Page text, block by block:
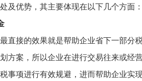
及优势，其主要体现在以下几个方面：
直接的效果就是帮助企业省下一部分
方案，所以企业在进行交易往来或经
事项进行有效规避，进而帮助企业实